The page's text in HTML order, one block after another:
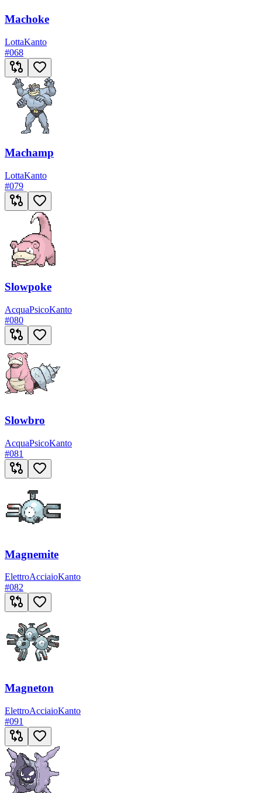
Machoke
LottaKanto
#068
Machamp
LottaKanto
#079
Slowpoke
AcquaPsicoKanto
#080
Slowbro
AcquaPsicoKanto
#081
Magnemite
ElettroAcciaioKanto
#082
Magneton
ElettroAcciaioKanto
#091